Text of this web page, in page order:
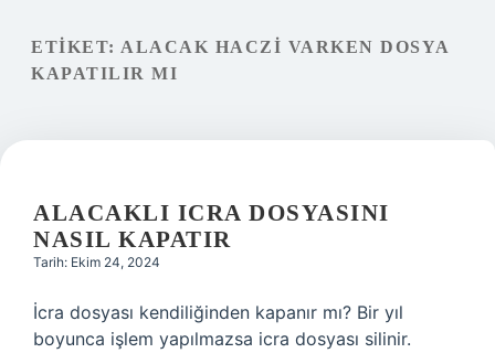
Hakkımızda
ETIKET: ALACAK HACZI VARKEN DOSYA
KAPATILIR MI
ALACAKLI ICRA DOSYASINI
NASIL KAPATIR
Tarih: Ekim 24, 2024
İcra dosyası kendiliğinden kapanır mı? Bir yıl
boyunca işlem yapılmazsa icra dosyası silinir.